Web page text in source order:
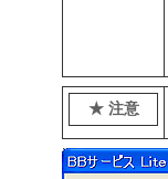
★ 注意